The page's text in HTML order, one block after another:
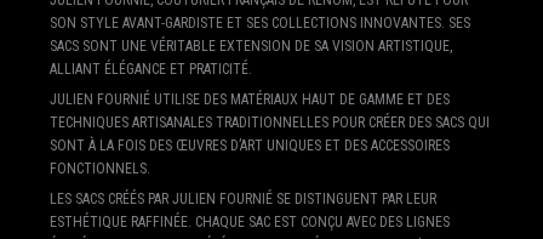
SON STYLE AVANT-GARDISTE ET SES COLLECTIONS INNOVANTES. SES
SACS SONT UNE VÉRITABLE EXTENSION DE SA VISION ARTISTIQUE,
ALLIANT ÉLÉGANCE ET PRATICITÉ.
JULIEN FOURNIÉ UTILISE DES MATÉRIAUX HAUT DE GAMME ET DES
TECHNIQUES ARTISANALES TRADITIONNELLES POUR CRÉER DES SACS QUI
SONT À LA FOIS DES ŒUVRES D’ART UNIQUES ET DES ACCESSOIRES
FONCTIONNELS.
LES SACS CRÉÉS PAR JULIEN FOURNIÉ SE DISTINGUENT PAR LEUR
ESTHÉTIQUE RAFFINÉE. CHAQUE SAC EST CONÇU AVEC DES LIGNES